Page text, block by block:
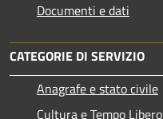
Documenti e dati
CATEGORIE DI SERVIZIO
Anagrafe e stato civile
Cultura e Tempo Libero